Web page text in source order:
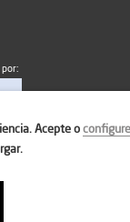
de uso
Acepte oconfigure